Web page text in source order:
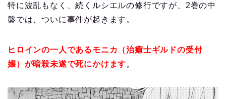
特に波乱もなく、続くルシエルの修行ですが、2巻の中
盤では、ついに事件が起きます。
ヒロインの一人であるモニカ（治癒士ギルドの受付
嬢）が暗殺未遂で死にかけます。